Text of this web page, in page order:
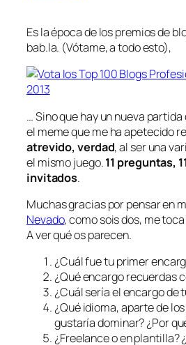
Es la época de los premios de
bab.la. (Vótame, a todo esto),
… Sino que hay un nueva partida
el meme que me ha apetecido
atrevido, verdad, al ser una
el mismo juego.11 preguntas,
invitados.
Muchas gracias por pensar en
Nevado, como sois dos, me
A ver qué os parecen.
¿Cuál fue tu primer
¿Qué encargo recuerdas
¿Cuál sería el encargo de
¿Qué idioma, aparte de
gustaría dominar? ¿Por
¿Freelanceo en plantilla?